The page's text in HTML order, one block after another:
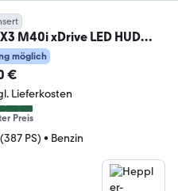
M40i xDrive LED HUD
Pano H&K
möglich
€
Lieferkosten
Preis
PS) • Benzin